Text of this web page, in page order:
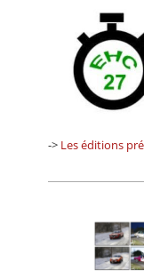
-> Les éditions